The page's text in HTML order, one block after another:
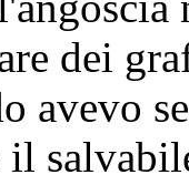
dei
avevo